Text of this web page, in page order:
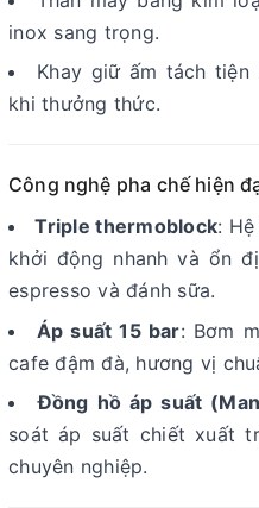
inox sang trọng.
Khay giữ ấm tách
khi thưởng thức.
Công nghệ pha chế hiện
Triple thermoblock:
khởi động nhanh và ổn
espresso và đánh sữa.
Áp suất 15 bar: Bơm
cafe đậm đà, hương vị
Đồng hồ áp suất
soát áp suất chiết xuất
chuyên nghiệp.